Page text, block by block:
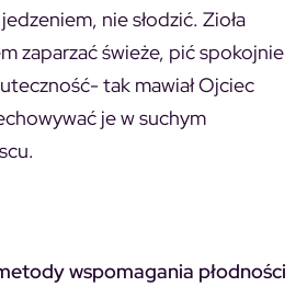
nie słodzić. Zioła
zaparzać świeże, pić spokojnie
tak mawiał Ojciec
je w suchym
wspomagania płodności